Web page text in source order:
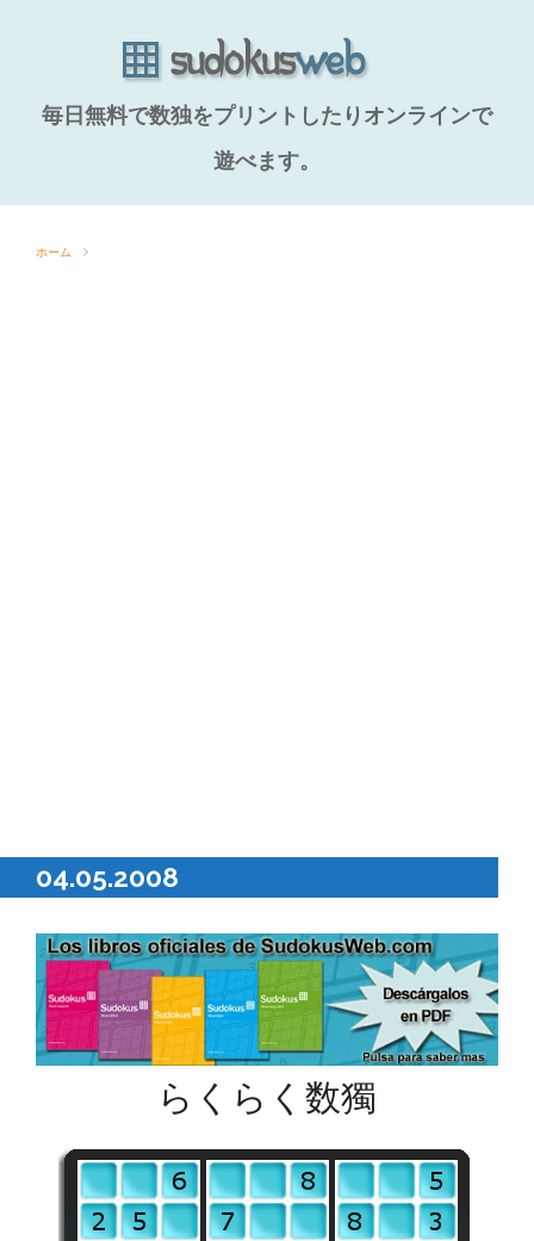
毎日無料で数独をプリントしたりオンラインで
遊べます。
ホーム
04.05.2008
らくらく数獨